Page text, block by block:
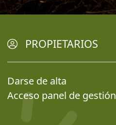
PROPIETARIOS
Darse de alta
Acceso panel de gestión